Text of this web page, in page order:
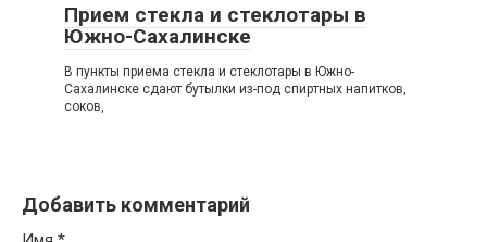
Прием стекла и стеклотары в
Южно-Сахалинске
В пункты приема стекла и стеклотары в Южно-
Сахалинске сдают бутылки из-под спиртных напитков,
соков,
Добавить комментарий